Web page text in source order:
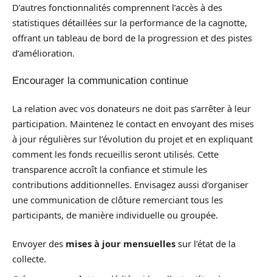
D’autres fonctionnalités comprennent l’accès à des
statistiques détaillées sur la performance de la cagnotte,
offrant un tableau de bord de la progression et des pistes
d’amélioration.
Encourager la communication continue
La relation avec vos donateurs ne doit pas s’arrêter à leur
participation. Maintenez le contact en envoyant des mises
à jour régulières sur l’évolution du projet et en expliquant
comment les fonds recueillis seront utilisés. Cette
transparence accroît la confiance et stimule les
contributions additionnelles. Envisagez aussi d’organiser
une communication de clôture remerciant tous les
participants, de manière individuelle ou groupée.
Envoyer des mises à jour mensuelles sur l’état de la
collecte.